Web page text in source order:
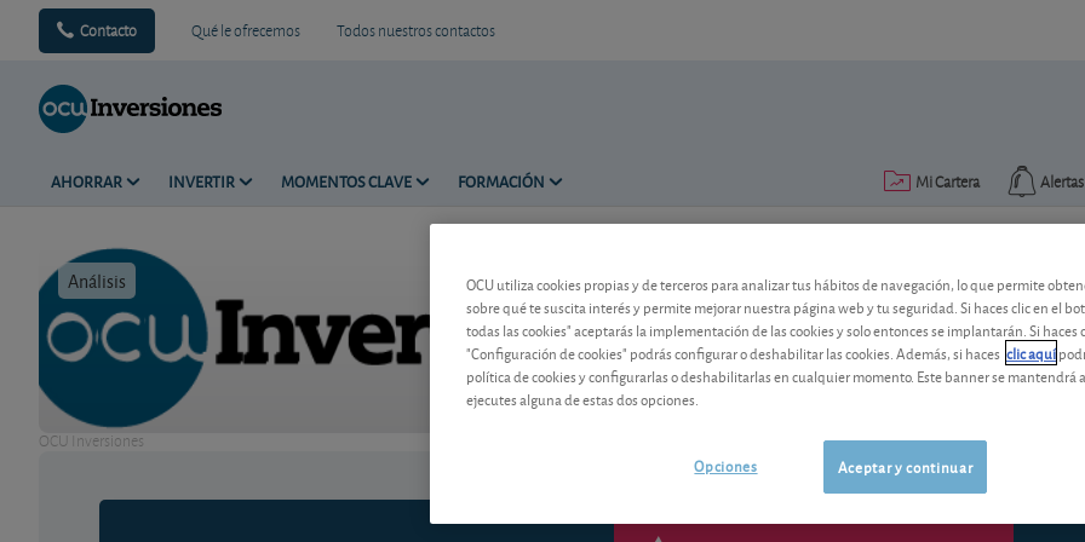
Contacto Qué le ofrecemos Todos nuestros contactos
AHORRAR INVERTIR MOMENTOS CLAVE FORMACIÓN Alertas
Mi Cartera
Análisis Tiempo de lectura: 5 min.
OCU Inversiones
Panorama: Y el BCE
Bruselas permite que los gobiernos
necesario para mitigar las secuelas
OCU utiliza cookies propias y de terceros para analizar tus hábitos de navegación, lo que permite
sobre qué te suscita interés y permite mejorar nuestra página web y tu seguridad. Si haces clic en el
todas las cookies" aceptarás la implementación de las cookies y solo entonces se implantarán. Si haces
"Configuración de cookies" podrás configurar o deshabilitar las cookies. Además, si haces clic aquí
política de cookies y configurarlas o deshabilitarlas en cualquier momento. Este banner se mantendrá
ejecutes alguna de estas dos opciones.
Aceptar y continuar
Opciones